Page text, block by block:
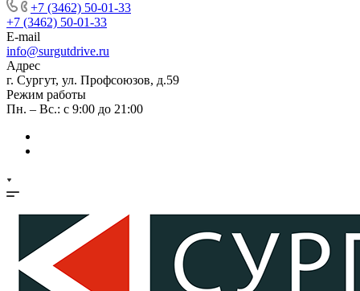
+7 (3462) 50-01-33
+7 (3462) 50-01-33
E-mail
info@surgutdrive.ru
Адрес
г. Сургут, ул. Профсоюзов, д.59
Режим работы
Пн. – Вс.: с 9:00 до 21:00